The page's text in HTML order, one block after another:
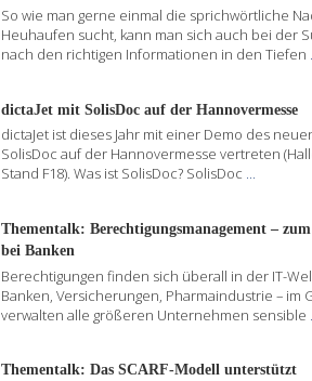
So wie man gerne einmal die sprichwörtliche
Heuhaufen sucht, kann man sich auch bei der
nach den richtigen Informationen in den Tiefen
dictaJet mit SolisDoc auf der Hannovermesse
dictaJet ist dieses Jahr mit einer Demo des
SolisDoc auf der Hannovermesse vertreten
Stand F18). Was ist SolisDoc? SolisDoc ...
Thementalk: Berechtigungsmanagement –
bei Banken
Berechtigungen finden sich überall in der IT-
Banken, Versicherungen, Pharmaindustrie – im
verwalten alle größeren Unternehmen sensible
Thementalk: Das SCARF-Modell unterstützt